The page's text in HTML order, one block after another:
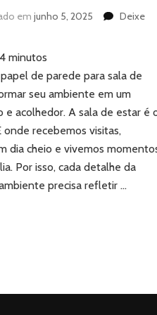
em junho 5, 2025
Deixe
4 minutos
de parede para sala de
seu ambiente em um
e acolhedor. A sala de estar é
onde recebemos visitas,
dia cheio e vivemos
Por isso, cada detalhe da
precisa refletir …